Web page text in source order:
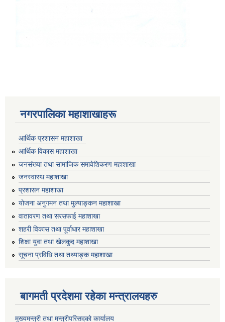
नगरपालिका महाशाखाहरू
आर्थिक प्रशासन महाशाखा
आर्थिक विकास महाशाखा
जनसंख्या तथा सामाजिक समावेशिकरण महाशाखा
जनस्वास्थ महाशाखा
प्रशासन महाशाखा
योजना अनुगमन तथा मुल्याङ्कन महाशाखा
वातावरण तथा सरसफाई महाशाखा
शहरी विकास तथा पूर्वाधार महाशाखा
शिक्षा युवा तथा खेलकुद महाशाखा
सूचना प्रविधि तथा तथ्याङ्क महाशाखा
बागमती प्रदेशमा रहेका मन्त्रालयहरु
मुख्यमन्त्री तथा मन्त्रीपरिसदको कार्यालय